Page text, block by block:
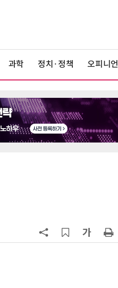
과학 정치·정책 오피니언
[디지털문서 인사이트] 디지털통상